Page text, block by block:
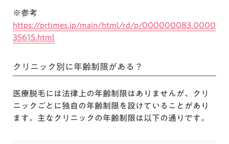
※参考
https://prtimes.jp/main/html/rd/p/000000083.0000
35615.html
クリニック別に年齢制限がある？
医療脱毛には法律上の年齢制限はありませんが、クリ
ニックごとに独自の年齢制限を設けていることがあり
ます。主なクリニックの年齢制限は以下の通りです。